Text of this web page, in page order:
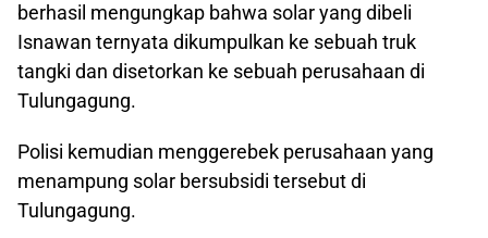
berhasil mengungkap bahwa solar yang dibeli
Isnawan ternyata dikumpulkan ke sebuah truk
tangki dan disetorkan ke sebuah perusahaan di
Tulungagung.
Polisi kemudian menggerebek perusahaan yang
menampung solar bersubsidi tersebut di
Tulungagung.